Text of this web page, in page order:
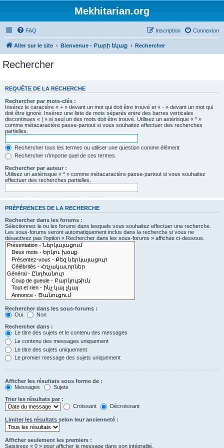
Mekhitarian.org
FAQ Connexion
Inscription
Aller sur le site Bienvenue - Բարի եկաք Rechercher
Rechercher
REQUÊTE DE LA RECHERCHE
Rechercher par mots-clés :
Insérez le caractère « + » devant un mot qui doit être trouvé et « - » devant un mot qui
doit être ignoré. Insérez une liste de mots séparés entre des barres verticales
discontinues « | » si seul un des mots doit être trouvé. Utilisez un astérisque « * »
comme métacaractère passe-partout si vous souhaitez effectuer des recherches
partielles.
Rechercher tous les termes ou utiliser une question comme élément
Rechercher n’importe quel de ces termes
Rechercher par auteur :
Utilisez un astérisque « * » comme métacaractère passe-partout si vous souhaitez
effectuer des recherches partielles.
PRÉFÉRENCES DE LA RECHERCHE
Rechercher dans les forums :
Sélectionnez le ou les forums dans lesquels vous souhaitez effectuer une recherche.
Les sous-forums seront automatiquement inclus dans la recherche si vous ne
désactivez pas l’option « Rechercher dans les sous-forums » affichée ci-dessous.
Rechercher dans les sous-forums :
Oui
Non
Rechercher dans :
Le titre des sujets et le contenu des messages
Le contenu des messages uniquement
Le titre des sujets uniquement
Le premier message des sujets uniquement
Afficher les résultats sous forme de :
Messages
Sujets
Trier les résultats par :
Croissant
Décroissant
Limiter les résultats selon leur ancienneté :
Afficher seulement les premiers :
Saisissez « 0 » pour afficher le message dans son intégralité.